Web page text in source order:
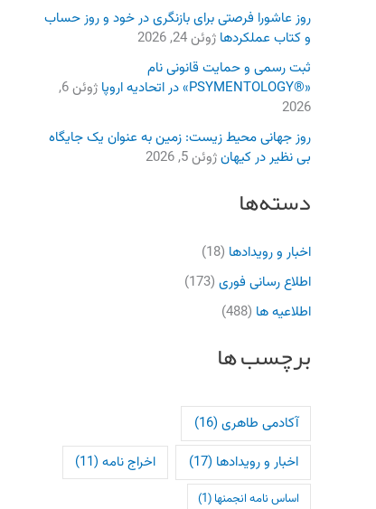
روز عاشورا فرصتی برای بازنگری در خود و روز حساب
و کتاب عملکردها ژوئن 24, 2026
ثبت رسمی و حمایت قانونی نام
«®PSYMENTOLOGY» در اتحادیه اروپا
ژوئن 6,
2026
روز جهانی محیط زیست: زمین به عنوان یک جایگاه
بی نظیر در کیهانژوئن 5, 2026
دسته‌ها
اخبار و رویدادها (18)
اطلاع رسانی فوری (173)
اطلاعیه ها (488)
برچسب ها
آکادمی طاهری(16)
اخبار و رویدادها (17) اخراج نامه (11)
اساس نامه انجمنها (1)